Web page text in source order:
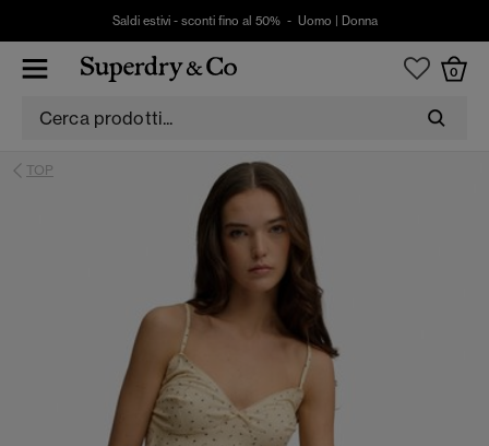
Saldi estivi - sconti fino al 50% - Uomo Donna
0
TOP